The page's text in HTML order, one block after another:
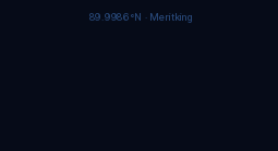
89.9984°N · Meritking